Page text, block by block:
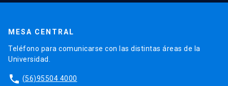
MESA CENTRAL
Teléfono para comunicarse con las distintas áreas de la
Universidad.
phone (56)95504 4000